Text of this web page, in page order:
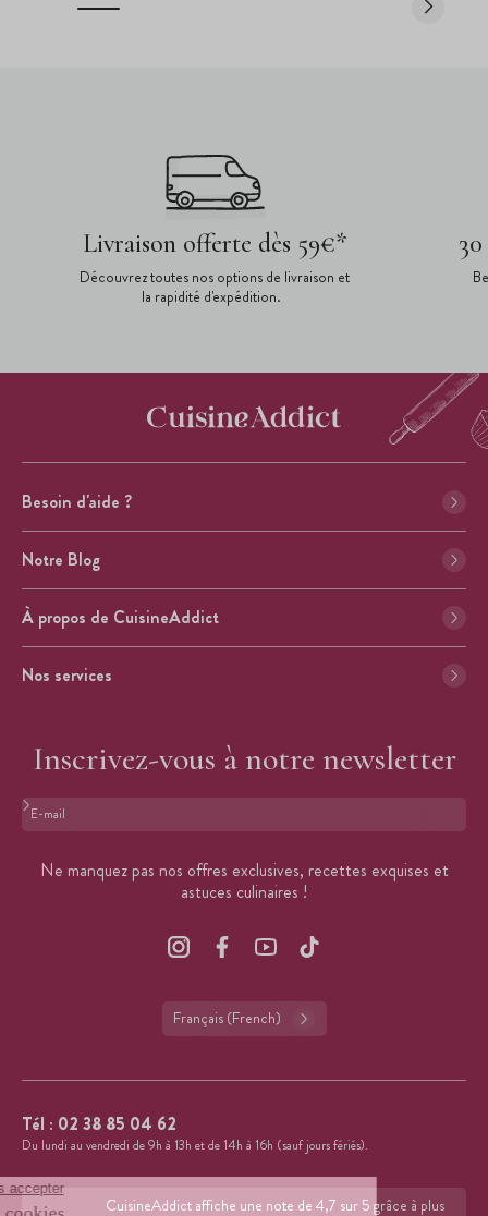
Livraison offerte dès 59€*
Découvrez toutes nos options de livraison et
la rapidité d'expédition.
Besoin d'aide ?
Notre Blog
À propos de CuisineAddict
Nos services
Inscrivez-vous à notre newsletter
Format : adresse@email.com
Ne manquez pas nos offres exclusives, recettes exquises et
astuces culinaires !
Français (French)
Tél : 02 38 85 04 62
Du lundi au vendredi de 9h à 13h et de 14h à 16h (sauf jours fériés).
CuisineAddict affiche une note de 4,7 sur 5 grâce à plus